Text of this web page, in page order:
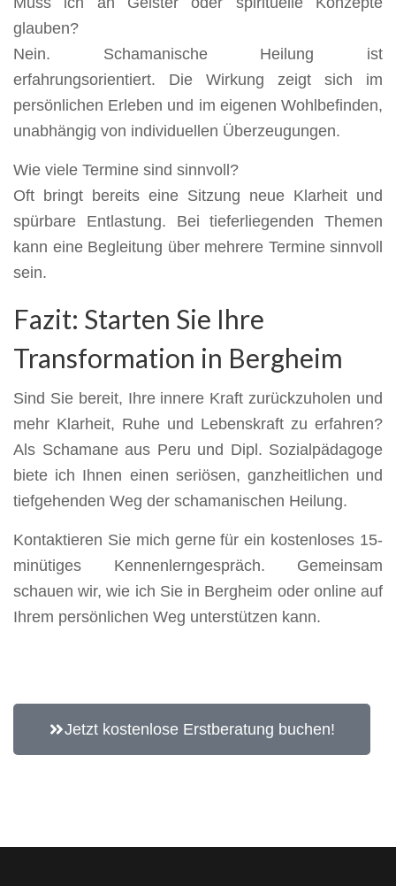
glauben?
Nein. Schamanische Heilung ist
erfahrungsorientiert. Die Wirkung zeigt sich im
persönlichen Erleben und im eigenen Wohlbefinden,
unabhängig von individuellen Überzeugungen.
Wie viele Termine sind sinnvoll?
Oft bringt bereits eine Sitzung neue Klarheit und
spürbare Entlastung. Bei tieferliegenden Themen
kann eine Begleitung über mehrere Termine sinnvoll
sein.
Fazit: Starten Sie Ihre
Transformation in Bergheim
Sind Sie bereit, Ihre innere Kraft zurückzuholen und
mehr Klarheit, Ruhe und Lebenskraft zu erfahren?
Als Schamane aus Peru und Dipl. Sozialpädagoge
biete ich Ihnen einen seriösen, ganzheitlichen und
tiefgehenden Weg der schamanischen Heilung.
Kontaktieren Sie mich gerne für ein kostenloses 15-
minütiges Kennenlerngespräch. Gemeinsam
schauen wir, wie ich Sie in Bergheim oder online auf
Ihrem persönlichen Weg unterstützen kann.
Jetzt kostenlose Erstberatung buchen!